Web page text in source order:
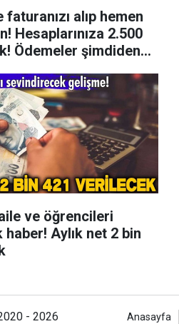
alıp hemen
Hesaplarınıza 2.500
Ödemeler şimdiden
ve öğrencileri
net 2 bin
- 2026 Anasayfa